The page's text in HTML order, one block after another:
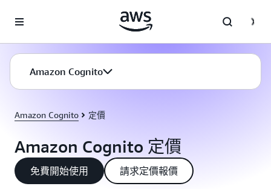
Amazon Cognito
Amazon Cognito 定價
Amazon Cognito 定價
免費開始使用 請求定價報價